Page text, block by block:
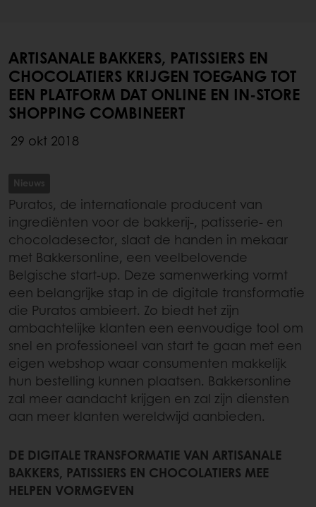
ARTISANALE BAKKERS, PATISSIERS EN
CHOCOLATIERS KRIJGEN TOEGANG TOT
EEN PLATFORM DAT ONLINE EN IN-STORE
SHOPPING COMBINEERT
29 okt 2018
Nieuws
Puratos, de internationale producent van
ingrediënten voor de bakkerij-, patisserie- en
chocoladesector, slaat de handen in mekaar
met Bakkersonline, een veelbelovende
Belgische start-up. Deze samenwerking vormt
een belangrijke stap in de digitale transformatie
die Puratos ambieert. Zo biedt het zijn
ambachtelijke klanten een eenvoudige tool om
snel en professioneel van start te gaan met een
eigen webshop waar consumenten makkelijk
hun bestelling kunnen plaatsen. Bakkersonline
zal meer aandacht krijgen en zal zijn diensten
aan meer klanten wereldwijd aanbieden.
DE DIGITALE TRANSFORMATIE VAN ARTISANALE
BAKKERS, PATISSIERS EN CHOCOLATIERS MEE
HELPEN VORMGEVEN